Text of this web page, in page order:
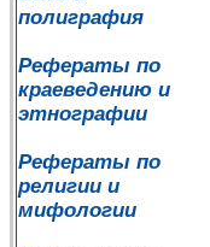
полиграфия
Рефераты по
краеведению и
этнографии
Рефераты по
религии и
мифологии